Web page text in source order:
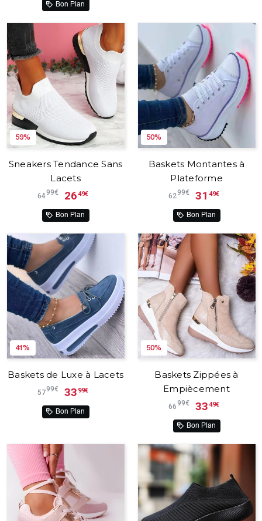
Bon Plan
59%
Sneakers Tendance Sans
Lacets
6499€ 2649€
Bon Plan
50%
Baskets Montantes à
Plateforme
6299€ 31 49€
Bon Plan
41%
Baskets de Luxe à Lacets
5799€ 33 99€
Bon Plan
50%
Baskets Zippées à
Empiècement
6699€ 3349€
Bon Plan